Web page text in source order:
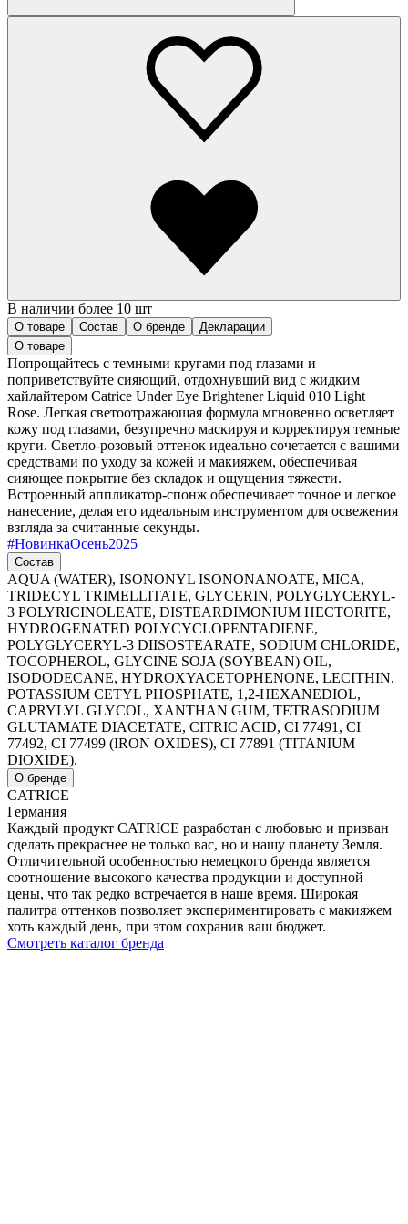
В наличии более 10 шт
О товаре Состав О бренде
Декларации
О товаре
Попрощайтесь с темными кругами под глазами и
поприветствуйте сияющий, отдохнувший вид с жидким
хайлайтером Catrice Under Eye Brightener Liquid 010 Light
Rose. Легкая светоотражающая формула мгновенно осветляет
кожу под глазами, безупречно маскируя и корректируя темные
круги. Светло-розовый оттенок идеально сочетается с вашими
средствами по уходу за кожей и макияжем, обеспечивая
сияющее покрытие без складок и ощущения тяжести.
Встроенный аппликатор-спонж обеспечивает точное и легкое
нанесение, делая его идеальным инструментом для освежения
взгляда за считанные секунды.
#НовинкаОсень2025
Состав
AQUA (WATER), ISONONYL ISONONANOATE, MICA,
TRIDECYL TRIMELLITATE, GLYCERIN, POLYGLYCERYL-
3 POLYRICINOLEATE, DISTEARDIMONIUM HECTORITE,
HYDROGENATED POLYCYCLOPENTADIENE,
POLYGLYCERYL-3 DIISOSTEARATE, SODIUM CHLORIDE,
TOCOPHEROL, GLYCINE SOJA (SOYBEAN) OIL,
ISODODECANE, HYDROXYACETOPHENONE, LECITHIN,
POTASSIUM CETYL PHOSPHATE, 1,2-HEXANEDIOL,
CAPRYLYL GLYCOL, XANTHAN GUM, TETRASODIUM
GLUTAMATE DIACETATE, CITRIC ACID, CI 77491, CI
77492, CI 77499 (IRON OXIDES), CI 77891 (TITANIUM
DIOXIDE).
О бренде
CATRICE
Германия
Каждый продукт CATRICE разработан с любовью и призван
сделать прекраснее не только вас, но и нашу планету Земля.
Отличительной особенностью немецкого бренда является
соотношение высокого качества продукции и доступной
цены, что так редко встречается в наше время. Широкая
палитра оттенков позволяет экспериментировать с макияжем
хоть каждый день, при этом сохранив ваш бюджет.
Смотреть каталог бренда